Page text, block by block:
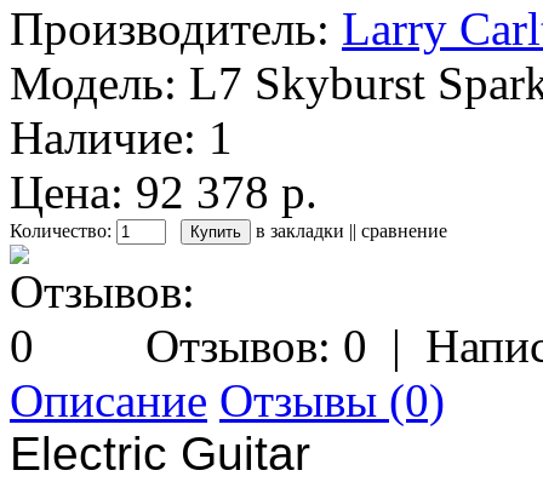
Производитель: Larry
Модель: L7 Skyburst
Наличие: 1
Цена: 92 378 р.
Количество: в закладки || сравнение
Отзывов: 0 |
Описание Отзывы (0)
Electric Guitar